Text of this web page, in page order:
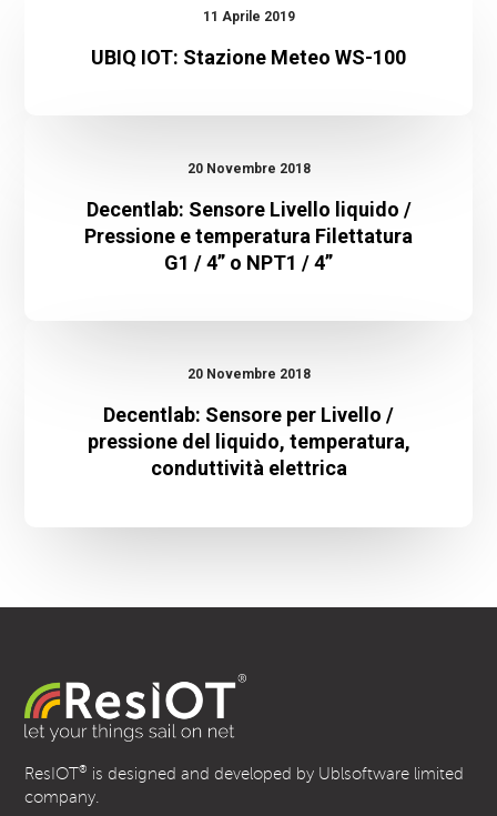
IOT:
WS-
11 Aprile 2019
UBIQ IOT: Stazione Meteo WS-100
Sensore
Livello
liquido
/
temperatura
G1
/
o
20 Novembre 2018
Decentlab: Sensore Livello liquido /
Pressione e temperatura Filettatura
G1 / 4” o NPT1 / 4”
Sensore
Livello
/
temperatura,
20 Novembre 2018
Decentlab: Sensore per Livello /
pressione del liquido, temperatura,
conduttività elettrica
ResIOT® is designed and developed by Ublsoftware limited
company.